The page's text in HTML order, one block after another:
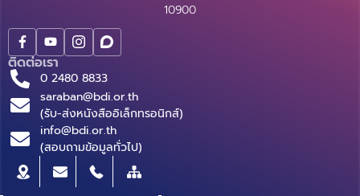
10900
ติดต่อเรา
0 2480 8833
saraban@bdi.or.th
(รับ-ส่งหนังสืออิเล็กทรอนิกส์)
info@bdi.or.th
(สอบถามข้อมูลทั่วไป)